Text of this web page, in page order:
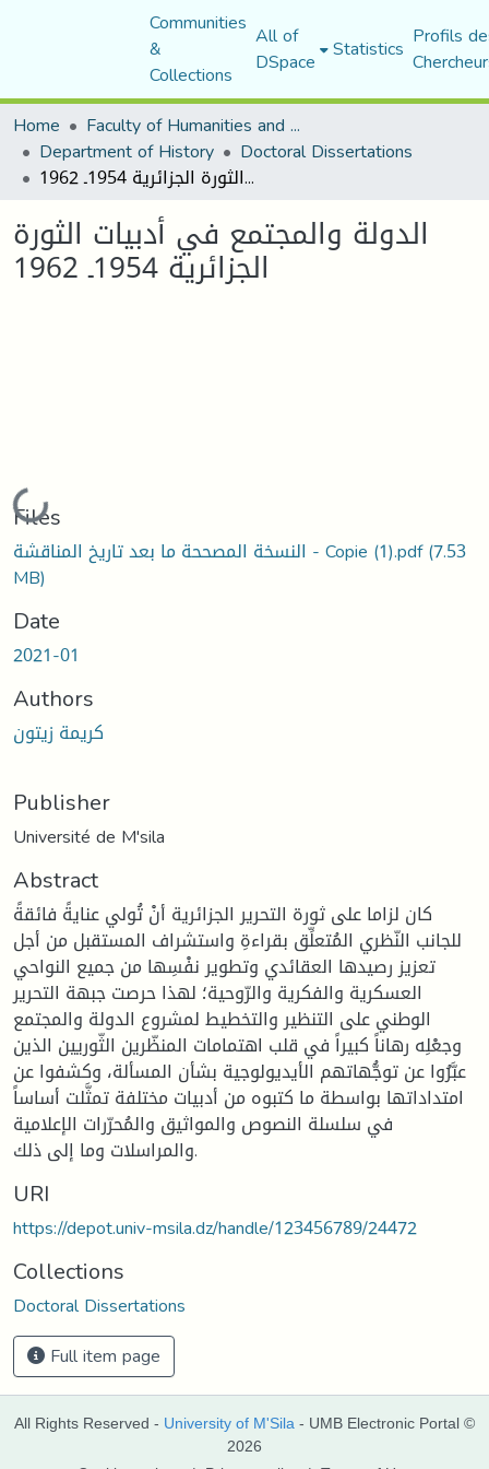
Communities
&
Collections
All of
DSpace Statistics Profils
Home
Faculty of Humanities and Social Sciences
Department of History Doctoral Dissertations
الدولة والمجتمع في أدبيات الثورة الجزائرية 1954ـ 1962
الدولة والمجتمع في أدبيات الثورة
الجزائرية 1954ـ 1962
Loading...
Files
النسخة المصححة ما بعد تاريخ المناقشة - Copie (1).pdf(7.53
MB)
Date
2021-01
Authors
كريمة زيتون
Publisher
Université de M'sila
Abstract
كان لزاما على ثورة التحرير الجزائرية أنْ تُولي عنايةً فائقةً
للجانب النّظري المُتعلِّق بقراءةِ واستشراف المستقبل من أجل
تعزيز رصيدها العقائدي وتطوير نفْسِها من جميع النواحي
العسكرية والفكرية والرّوحية؛ لهذا حرصت جبهة التحرير
الوطني على التنظير والتخطيط لمشروع الدولة والمجتمع
وجعْلِه رهاناً كبيراً في قلب اهتمامات المنظّرين الثّوريين الذين
عبَّرُوا عن توجُّهاتهم الأيديولوجية بشأن المسألة، وكشفوا عن
امتداداتها بواسطة ما كتبوه من أدبيات مختلفة تمثَّلت أساساً
في سلسلة النصوص والمواثيق والمُحرّرات الإعلامية
والمراسلات وما إلى ذلك.
URI
https://depot.univ-msila.dz/handle/123456789/24472
Collections
Doctoral Dissertations
Full item page
All Rights Reserved - University of M'Sila - UMB Electronic Portal ©
2026